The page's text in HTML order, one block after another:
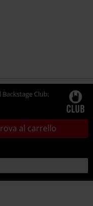
Club,
al carrello